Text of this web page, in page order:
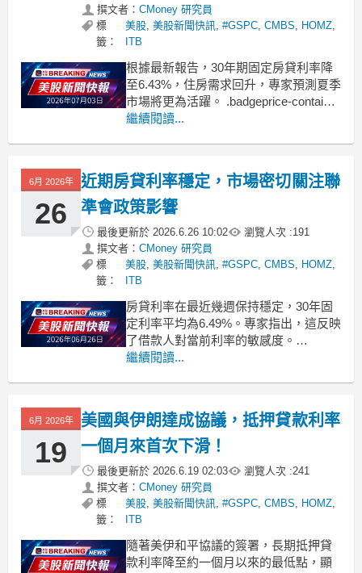
撰文者： CMoney 研究員
標
籤：
美股,美股新聞快訊,#GSPC,CMBS, HOMZ,
ITB
根據最新報告，30年期固定房貸利率降
至6.43%，住房需求回升，專家預測夏季
市場將更為活躍。 .badgeprice-container
{
gap: 1rem !important;
繼續閱讀...
6月 2026年
26
近期房貸利率穩定，市場密切關注聯
準會政策影響
最後更新於 2026.6.26 10:02 瀏覽人次 :191
撰文者： CMoney 研究員
標
籤：
美股,美股新聞快訊,#GSPC,CMBS, HOMZ,
ITB
房貸利率在最近幾週保持穩定，30年固
定利率平均為6.49%。專家指出，這反映
了借款人對當前利率的敏感度。
.badgeprice-container {
gap: 1rem !important;
繼續閱讀...
6月 2026年
19
美國與伊朗達成協議，抵押貸款利率
一個月來首次下滑！
最後更新於 2026.6.19 02:03 瀏覽人次 :241
撰文者： CMoney 研究員
標
籤：
美股,美股新聞快訊,#GSPC,CMBS, HOMZ,
ITB
隨著美伊和平協議的簽署，長期抵押貸
款利率降至約一個月以來的最低點，顯